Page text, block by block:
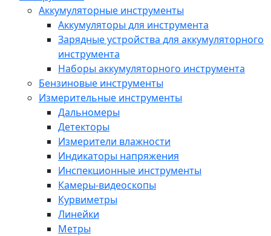
Аккумуляторные инструменты
Аккумуляторы для инструмента
Зарядные устройства для аккумуляторного
инструмента
Наборы аккумуляторного инструмента
Бензиновые инструменты
Измерительные инструменты
Дальномеры
Детекторы
Измерители влажности
Индикаторы напряжения
Инспекционные инструменты
Камеры-видеоскопы
Курвиметры
Линейки
Метры